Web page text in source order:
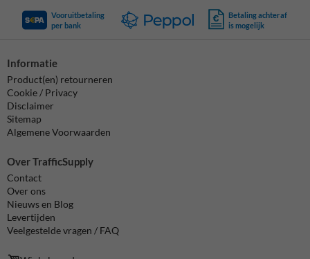
Vooruitbetaling
per bank
Betaling achteraf
is mogelijk
Informatie
Product(en) retourneren
Cookie / Privacy
Disclaimer
Sitemap
Algemene Voorwaarden
Over TrafficSupply
Contact
Over ons
Nieuws en Blog
Levertijden
Veelgestelde vragen / FAQ